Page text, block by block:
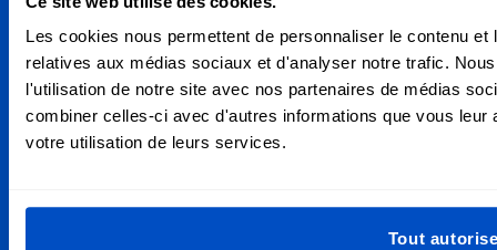
Les cookies nous permettent de personnaliser le contenu
relatives aux médias sociaux et d'analyser notre trafic.
l'utilisation de notre site avec nos partenaires de médias
combiner celles-ci avec d'autres informations que vous
votre utilisation de leurs services.
Tout
Personnalisez vos créations
Nous livrons partout au Canada, de Vancouver à Toronto,
en passant par Montréal et Ottawa et partout ailleurs, y
compris dans le monde entier!
Abonnez-vous à notre newsletter et nos emails de